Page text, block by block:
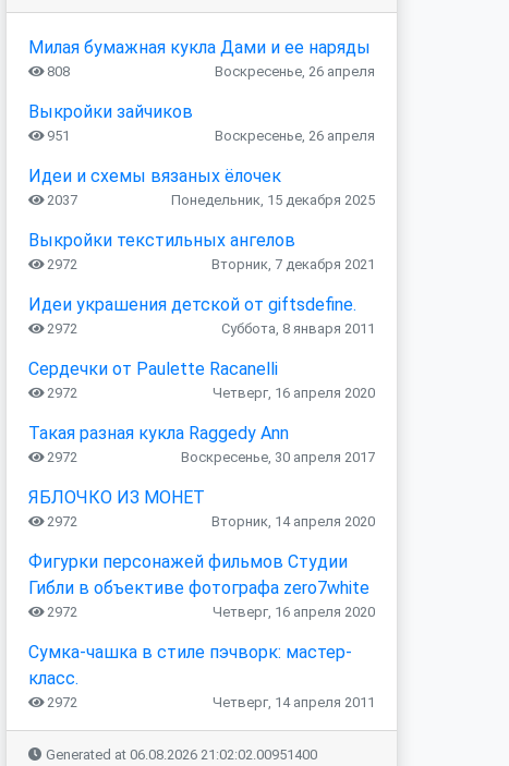
Милая бумажная кукла Дами и ее наряды
808 Воскресенье, 26 апреля
Выкройки зайчиков
951 Воскресенье, 26 апреля
Идеи и схемы вязаных ёлочек
2037 Понедельник, 15 декабря 2025
Выкройки текстильных ангелов
2972 Вторник, 7 декабря 2021
Идеи украшения детской от giftsdefine.
2972 Суббота, 8 января 2011
Сердечки от Paulette Racanelli
2972 Четверг, 16 апреля 2020
Такая разная кукла Raggedy Ann
2972 Воскресенье, 30 апреля 2017
ЯБЛОЧКО ИЗ МОНЕТ
2972 Вторник, 14 апреля 2020
Фигурки персонажей фильмов Студии
Гибли в объективе фотографа zero7white
2972 Четверг, 16 апреля 2020
Сумка-чашка в стиле пэчворк: мастер-
класс.
2972 Четверг, 14 апреля 2011
Generated at 06.08.2026 21:02:02.00951400